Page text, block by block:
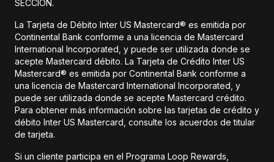
SECCIÓN.
La Tarjeta de Débito Inter US Mastercard® es emitida por
Continental Bank conforme a una licencia de Mastercard
International Incorporated, y puede ser utilizada donde se
acepte Mastercard débito. La Tarjeta de Crédito Inter US
Mastercard® es emitida por Continental Bank conforme a
una licencia de Mastercard International Incorporated, y
puede ser utilizada donde se acepte Mastercard crédito.
Para obtener más información sobre las tarjetas de crédito y
débito Inter US Mastercard, consulte los acuerdos de titular
de tarjeta.
Si un cliente participa en el Programa Loop Rewards,